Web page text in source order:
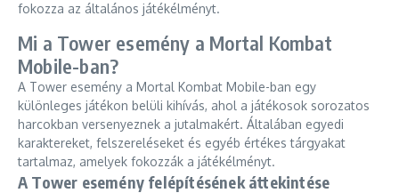
fokozza az általános játékélményt.
Mi a Tower esemény a Mortal Kombat
Mobile-ban?
A Tower esemény a Mortal Kombat Mobile-ban egy
különleges játékon belüli kihívás, ahol a játékosok sorozatos
harcokban versenyeznek a jutalmakért. Általában egyedi
karaktereket, felszereléseket és egyéb értékes tárgyakat
tartalmaz, amelyek fokozzák a játékélményt.
A Tower esemény felépítésének áttekintése